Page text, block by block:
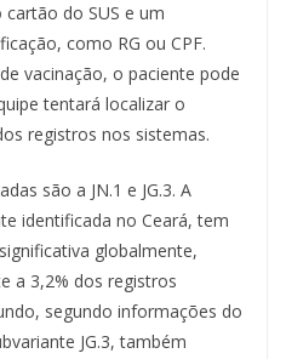
do SUS e um
como RG ou CPF.
vacinação, o paciente pode
tentará localizar o
registros nos sistemas.
são a JN.1 e JG.3. A
identificada no Ceará, tem
globalmente,
a 3,2% dos registros
segundo informações do
JG.3, também